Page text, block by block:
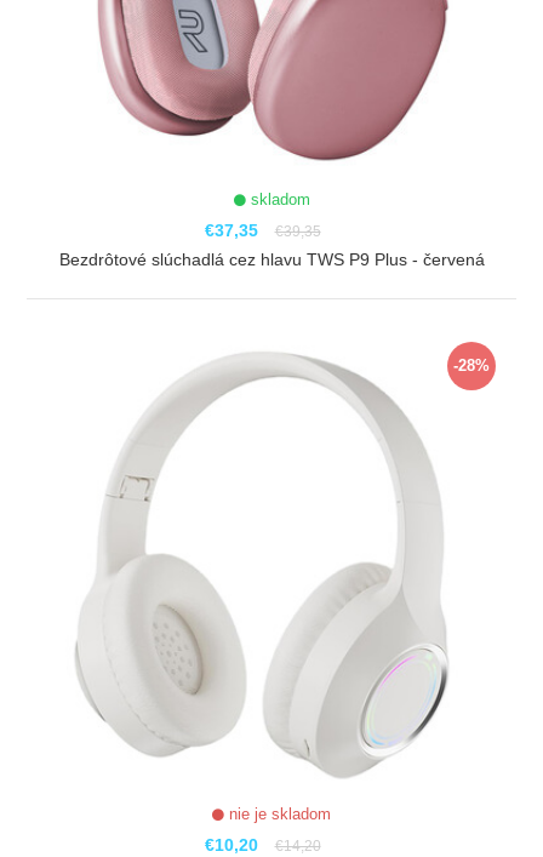
skladom
€37,35 €39,35
Bezdrôtové slúchadlá cez hlavu TWS P9 Plus - červená
-28%
nie je skladom
€10,20 €14,20